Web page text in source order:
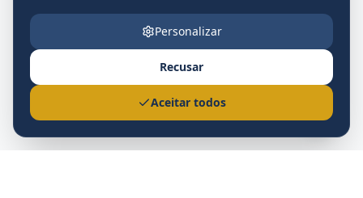
Personalizar
Recusar
Aceitar todos
Nova